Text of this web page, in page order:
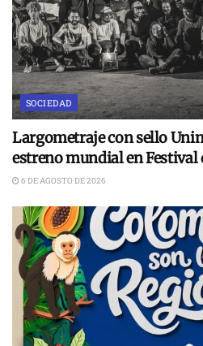
SOCIEDAD
Largometraje con sello
estreno mundial en Festival
6 DE AGOSTO DE 2026